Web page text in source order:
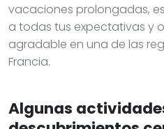
vacaciones prolongadas,
a todas tus expectativas y
agradable en una de las
Francia.
Algunas